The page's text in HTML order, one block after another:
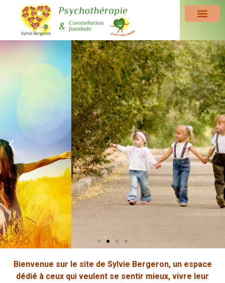
Prendre sa juste
place
Bienvenue sur le site de Sylvie Bergeron, un espace
dédié à ceux qui veulent se sentir mieux, vivre leur